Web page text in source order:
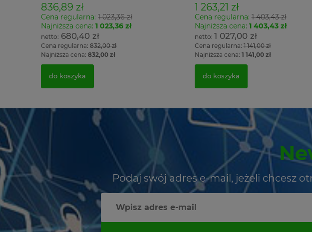
836,89 zł
Cena regularna: 1 023,36 zł
Najniższa cena: 1 023,36 zł
680,40 zł
Cena regularna: 832,00 zł
Najniższa cena: 832,00 zł
do koszyka
1 263,21 zł
Cena regularna:1 403,43 zł
Najniższa cena: 1 403,43 zł
1 027,00 zł
Cena regularna:1 141,00 zł
Najniższa cena: 1 141,00 zł
do koszyka
Podaj swój adres e-mail, jeżeli chcesz